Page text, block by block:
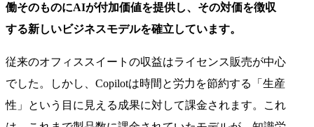
働そのものにAIが付加価値を提供し、その対価を徴収
する新しいビジネスモデルを確立しています。
従来のオフィススイートの収益はライセンス販売が中心
でした。しかし、Copilotは時間と労力を節約する「生産
性」という目に見える成果に対して課金されます。これ